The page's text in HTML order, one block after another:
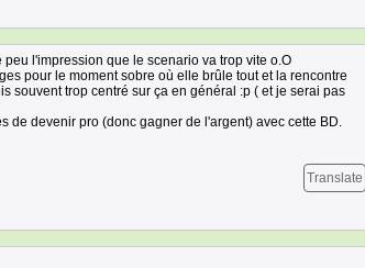
l'impression que le scenario va trop vite o.O
pour le moment sobre où elle brûle tout et la rencontre
souvent trop centré sur ça en général :p ( et je serai pas
de devenir pro (donc gagner de l'argent) avec cette BD.
Translate